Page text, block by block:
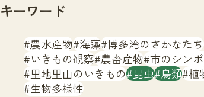
キーワード
農水産物 海藻 博多湾のさかなたち
いきもの観察 農畜産物 市のシン
里地里山のいきもの 昆虫 鳥類 植
生物多様性